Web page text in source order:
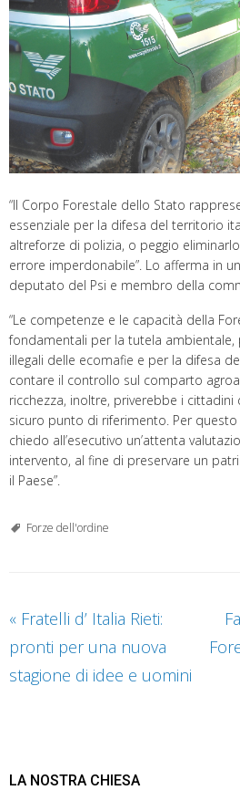
“Il Corpo Forestale dello Stato
essenziale per la difesa del territorio
altreforze di polizia, o peggio
errore imperdonabile”. Lo afferma in
deputato del Psi e membro della
“Le competenze e le capacità della
fondamentali per la tutela
illegali delle ecomafie e per la difesa
contare il controllo sul comparto
ricchezza, inoltre, priverebbe i
sicuro punto di riferimento. Per
chiedo all’esecutivo un’attenta
intervento, al fine di preservare un
il Paese”.
Forze dell'ordine
« Fratelli d’ Italia Rieti:
pronti per una nuova
stagione di idee e uomini
LA NOSTRA CHIESA